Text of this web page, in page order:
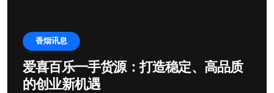
香烟讯息
爱喜百乐一手货源：打造稳定、高品质
的创业新机遇